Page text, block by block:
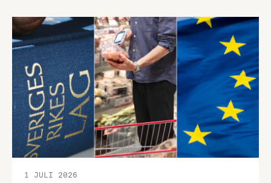
en motståndskraftig livsmedelsförsörjning", och
båda syftar till att bana väg för innovationer som
stärker Sveriges livsmedelsförsörjning.
1 JULI 2026